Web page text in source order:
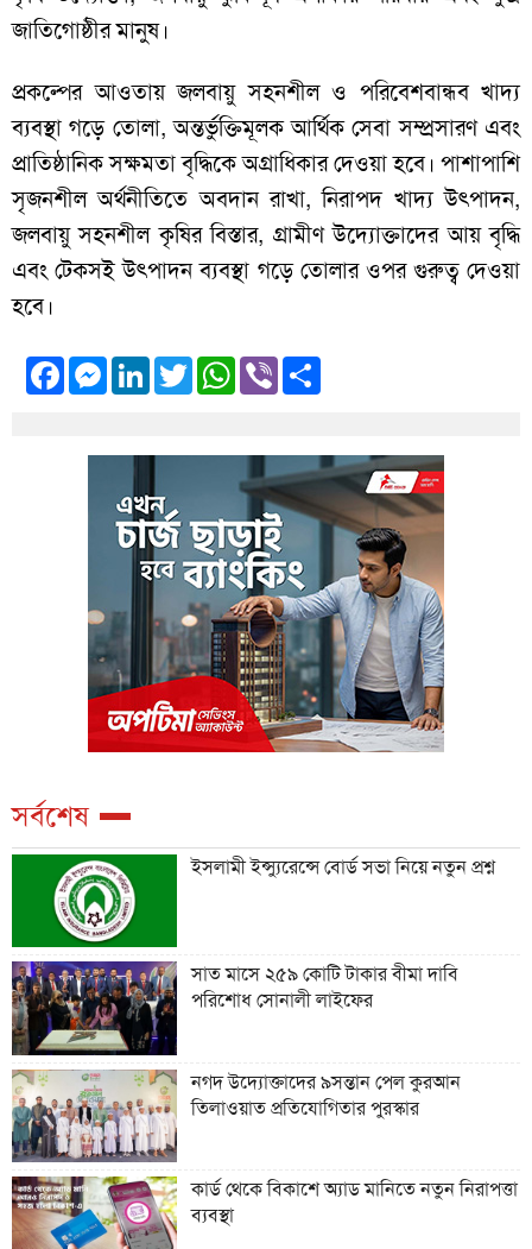
জাতিগোষ্ঠীর মানুষ।
প্রকল্পের আওতায় জলবায়ু সহনশীল ও পরিবেশবান্ধব খাদ্য
ব্যবস্থা গড়ে তোলা, অন্তর্ভুক্তিমূলক আর্থিক সেবা সম্প্রসারণ এবং
প্রাতিষ্ঠানিক সক্ষমতা বৃদ্ধিকে অগ্রাধিকার দেওয়া হবে। পাশাপাশি
সৃজনশীল অর্থনীতিতে অবদান রাখা, নিরাপদ খাদ্য উৎপাদন,
জলবায়ু সহনশীল কৃষির বিস্তার, গ্রামীণ উদ্যোক্তাদের আয় বৃদ্ধি
এবং টেকসই উৎপাদন ব্যবস্থা গড়ে তোলার ওপর গুরুত্ব দেওয়া
হবে।
Facebook
Messenger
LinkedIn
TwitterWhatsApp
Viber
সর্বশেষ
ইসলামী ইন্স্যুরেন্সে বোর্ড সভা নিয়ে নতুন প্রশ্ন
সাত মাসে ২৫৯ কোটি টাকার বীমা দাবি
পরিশোধ সোনালী লাইফের
নগদ উদ্যোক্তাদের ৯সন্তান পেল কুরআন
তিলাওয়াত প্রতিযোগিতার পুরস্কার
কার্ড থেকে বিকাশে অ্যাড মানিতে নতুন নিরাপত্তা
ব্যবস্থা